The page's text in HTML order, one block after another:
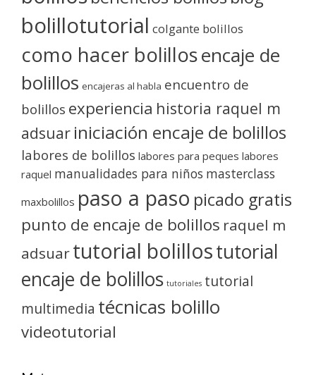
bolillotutorial colgante bolillos
como hacer bolillosencaje de
bolillos encajeras al habla encuentro de
bolillos experiencia historia raquel m
adsuar iniciación encaje de bolillos
labores de bolillos labores para peques labores
raquel manualidades para niños masterclass
maxbolillos paso a paso picado gratis
punto de encaje de bolillos raquel m
adsuartutorial bolillostutorial
encaje de bolillos tutoriales tutorial
multimedia técnicas bolillo
videotutorial